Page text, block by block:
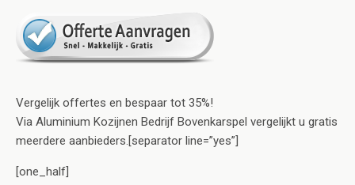
Vergelijk offertes en bespaar tot 35%!
Via Aluminium Kozijnen Bedrijf Bovenkarspel vergelijkt u gratis
meerdere aanbieders.[separator line=”yes”]
[one_half]